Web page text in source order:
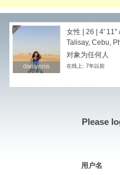
daniyonis
daniyonis
女性 | 26 | 4' 11"
Talisay, Cebu,
对象为任何人
在线上: 7年以前
Please
用户名